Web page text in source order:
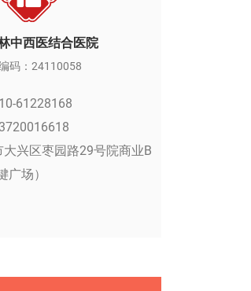
中西医结合医院
码：24110058
61228168
兴区枣园路29号院商业B
广场）